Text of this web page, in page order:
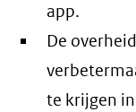
app.
De
te krijgen